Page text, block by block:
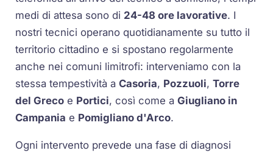
medi di attesa sono di 24-48 ore lavorative. I
nostri tecnici operano quotidianamente su tutto il
territorio cittadino e si spostano regolarmente
anche nei comuni limitrofi: interveniamo con la
stessa tempestività aCasoria, Pozzuoli,Torre
del Greco e Portici, così come aGiugliano in
Campania e Pomigliano d'Arco.
Ogni intervento prevede una fase di diagnosi